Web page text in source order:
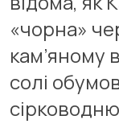
«чорна»
кам’яному
солі